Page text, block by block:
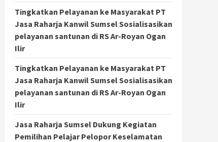
Tingkatkan Pelayanan ke Masyarakat PT
Jasa Raharja Kanwil Sumsel Sosialisasikan
pelayanan santunan di RS Ar-Royan Ogan
Ilir
Tingkatkan Pelayanan ke Masyarakat PT
Jasa Raharja Kanwil Sumsel Sosialisasikan
pelayanan santunan di RS Ar-Royan Ogan
Ilir
Jasa Raharja Sumsel Dukung Kegiatan
Pemilihan Pelajar Pelopor Keselamatan